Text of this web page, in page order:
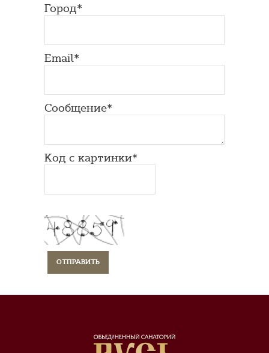
Город*
Email*
Сообщение*
Код с картинки*